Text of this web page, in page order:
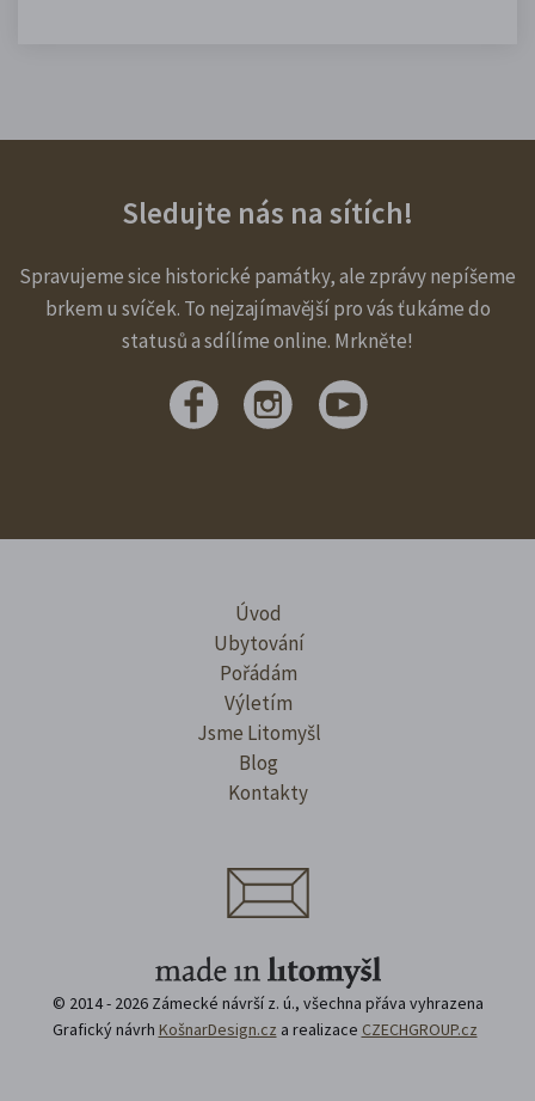
Sledujte nás na sítích!
Spravujeme sice historické památky, ale zprávy nepíšeme
brkem u svíček. To nejzajímavější pro vás ťukáme do
statusů a sdílíme online. Mrkněte!
Úvod
Ubytování
Pořádám
Výletím
Jsme Litomyšl
Blog
Kontakty
© 2014 - 2026 Zámecké návrší z. ú., všechna přáva vyhrazena
Grafický návrh KošnarDesign.cz a realizace CZECHGROUP.cz